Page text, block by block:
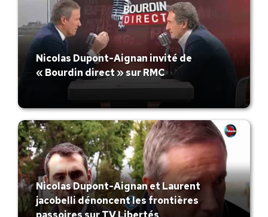
Nicolas Dupont-Aignan invité de
« Bourdin direct » sur RMC
Nicolas Dupont-Aignan et Laurent
jacobelli dénoncent les frontières